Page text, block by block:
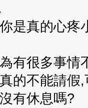
是真的心疼
有很多事情
的不能請假
有休息嗎?